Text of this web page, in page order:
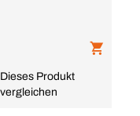
Dieses Produkt
vergleichen